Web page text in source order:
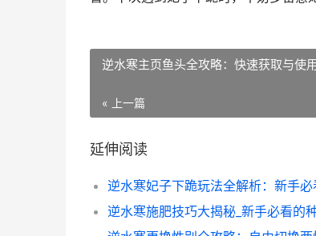
逆水寒主页鱼头全攻略：快速获取与使
« 上一篇
延伸阅读